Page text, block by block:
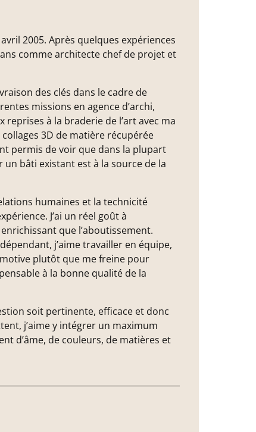
2005. Après quelques expériences
comme architecte chef de projet et
des clés dans le cadre de
missions en agence d’archi,
à la braderie de l’art avec ma
3D de matière récupérée
permis de voir que dans la plupart
bâti existant est à la source de la
humaines et la technicité
J’ai un réel goût à
que l’aboutissement.
j’aime travailler en équipe,
plutôt que me freine pour
à la bonne qualité de la
soit pertinente, efficace et donc
j’aime y intégrer un maximum
d’âme, de couleurs, de matières et